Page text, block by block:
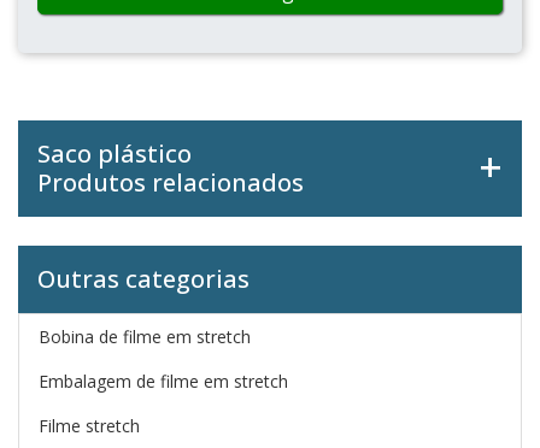
EMBALAGEM SACO FRONHA
VISUART / SÃO PAULO - SP
Lote mínimo de 100 kilos por medidaA embalagem
saco fronha é extremamente utilizada na proteção
de produtos de pequeno porte, como papéis,
revistas, catálogos, certificados, documentos, mala
direta, entre outros. Esse tipo de embalagem